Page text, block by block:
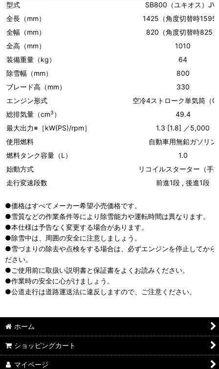
型式
SB800（ユキオス）
全長（mm）
1425（角度切替時1595
全幅（mm）
820（角度切替時825）
全高（mm）
1010
装備重量（kg）
64
除雪幅（mm）
800
ブレード高（mm）
330
エンジン形式
空冷4ストローク単気筒（
総排気量（cm3 ）
49.4
最大出力※［kW(PS)/rpm］
1.3 [1.8] ／5,000
使用燃料
自動車用無鉛ガソリン
燃料タンク容量（L）
1.0
始動方式
リコイルスターター（手
走行変速段数
前進1段 , 後進1段
●価格はすべてメーカー希望小売価格です。
●雪質などの作業条件等により除雪能力や運転時間は異なります。
●本仕様は予告なく変更する場合があります。
●除雪中は、周囲の安全に注意しましょう。
●雪づまりの除去や点検をする場合は、必ずエンジンを停止してから
ださい。
●ご使用前に取扱い説明書と保証書をよくお読みください。
●作業時の安全に心がけましょう。
●公道走行は道路運送法に違反しますので、ご注意ください。
ホーム
ショッピングカート
マイページ